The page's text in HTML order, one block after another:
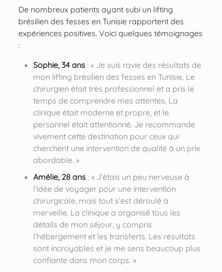
De nombreux patients ayant subi un lifting
brésilien des fesses en Tunisie rapportent des
expériences positives. Voici quelques témoignages
:
Sophie, 34 ans: « Je suis ravie des résultats de
mon lifting brésilien des fesses en Tunisie. Le
chirurgien était très professionnel et a pris le
temps de comprendre mes attentes. La
clinique était moderne et propre, et le
personnel était attentionné. Je recommande
vivement cette destination pour ceux qui
cherchent une intervention de qualité à un prix
abordable. »
Amélie, 28 ans: « J’étais un peu nerveuse à
l’idée de voyager pour une intervention
chirurgicale, mais tout s’est déroulé à
merveille. La clinique a organisé tous les
détails de mon séjour, y compris
l’hébergement et les transferts. Les résultats
sont incroyables et je me sens beaucoup plus
confiante dans mon corps. »